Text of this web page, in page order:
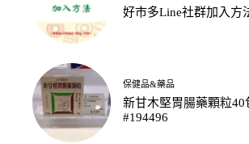
好市多Line社群加入方
保健品&藥品
新甘木堅胃腸藥顆粒40
#194496